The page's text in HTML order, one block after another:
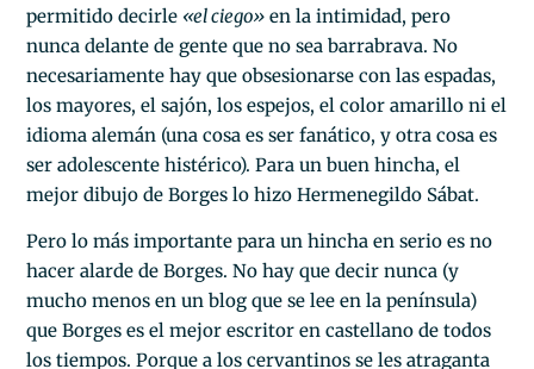
permitido decirle «el ciego» en la intimidad, pero
nunca delante de gente que no sea barrabrava. No
necesariamente hay que obsesionarse con las espadas,
los mayores, el sajón, los espejos, el color amarillo ni el
idioma alemán (una cosa es ser fanático, y otra cosa es
ser adolescente histérico). Para un buen hincha, el
mejor dibujo de Borges lo hizo Hermenegildo Sábat.
Pero lo más importante para un hincha en serio es no
hacer alarde de Borges. No hay que decir nunca (y
mucho menos en un blog que se lee en la península)
que Borges es el mejor escritor en castellano de todos
los tiempos. Porque a los cervantinos se les atraganta